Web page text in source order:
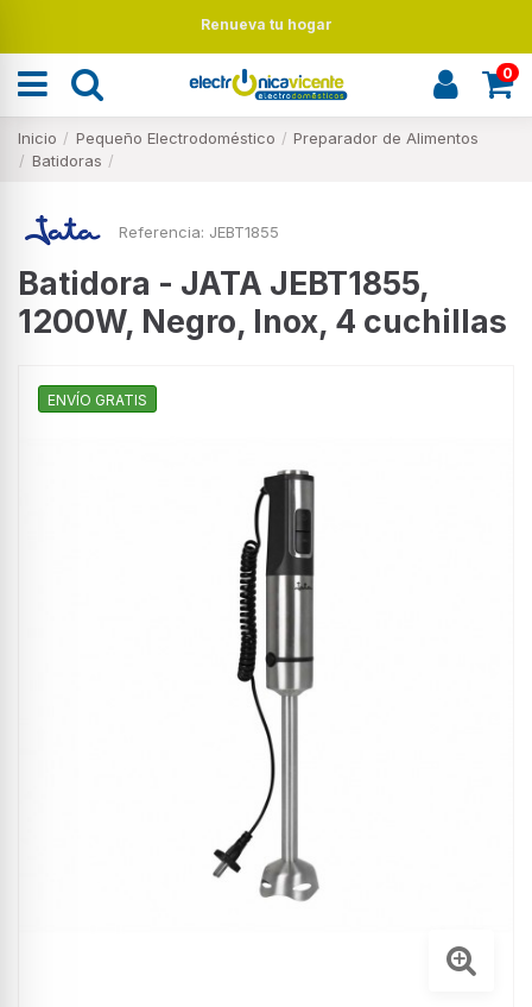
Renueva tu hogar
0
Inicio Pequeño Electrodoméstico
Preparador de Alimentos
Batidoras
Referencia: JEBT1855
Batidora - JATA JEBT1855,
1200W, Negro, Inox, 4 cuchillas
ENVÍO GRATIS